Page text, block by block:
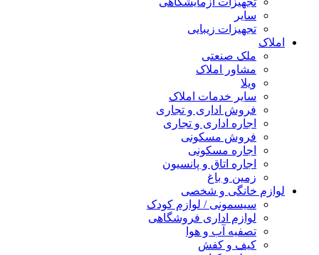
سایر
تجهیزات زیبایی
املاک
ملک صنعتی
مشاور املاک
ویلا
سایر خدمات املاک
فروش اداری و تجاری
اجاره اداری و تجاری
فروش مسکونی
اجاره مسکونی
اجاره اتاق و پانسیون
زمین و باغ
لوازم خانگی و شخصی
سیسمونی / لوازم کودک
لوازم اداری فروشگاهی
تصفیه آب و هوا
کیف و کفش